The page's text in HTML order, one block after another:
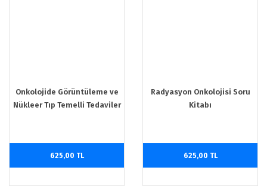
Onkolojide Görüntüleme ve
Nükleer Tıp Temelli Tedaviler
625,00 TL
Radyasyon Onkolojisi Soru
Kitabı
625,00 TL